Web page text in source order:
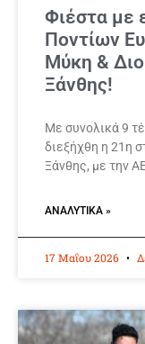
Φιέστα με
Ποντίων
Μύκη &
Ξάνθης!
Με συνολικά 9
διεξήχθη η 21η
Ξάνθης, με την
ΑΝΑΛΥΤΙΚΆ »
17 Μαΐου 2026